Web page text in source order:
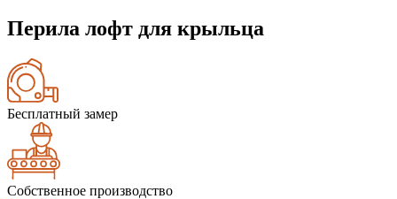
Перила лофт для крыльца
Бесплатный замер
Собственное производство